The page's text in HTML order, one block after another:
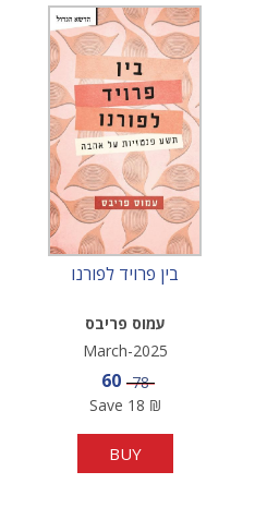
בין פרויד לפורנו
עמוס פריבס
March-2025
Sale price
60 Price
78
Save 18 ₪
BUY